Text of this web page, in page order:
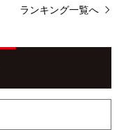
ランキング一覧へ